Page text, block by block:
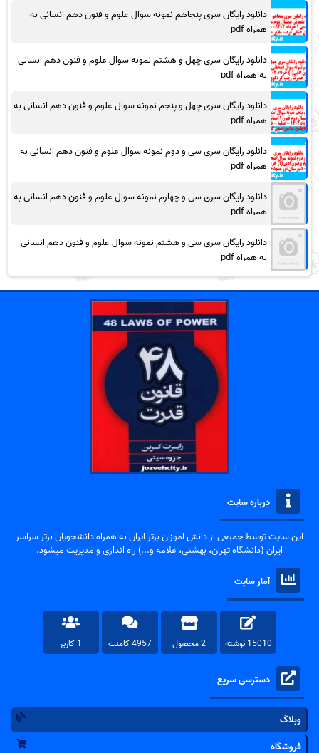
دانلود رایگان سری پنجاهم نمونه سوال علوم و فنون دهم انسانی به
همراه pdf
دانلود رایگان سری چهل و هشتم نمونه سوال علوم و فنون دهم انسانی
به همراه pdf
دانلود رایگان سری چهل و پنجم نمونه سوال علوم و فنون دهم انسانی به
همراه pdf
دانلود رایگان سری سی و دوم نمونه سوال علوم و فنون دهم انسانی به
همراه pdf
دانلود رایگان سری سی و چهارم نمونه سوال علوم و فنون دهم انسانی به
همراه pdf
دانلود رایگان سری سی و هشتم نمونه سوال علوم و فنون دهم انسانی
به همراه pdf
درباره سایت
این سایت توسط جمیعی از دانش اموزان برتر ایران به همراه دانشجویان برتر سراسر
ایران (دانشگاه تهران، بهشتی، علامه و...) راه اندازی و مدیریت میشود.
آمار سایت
15010 نوشته 2 محصول 4957 کامنت 1 کاربر
دسترسی سریع
وبلاگ
فروشگاه